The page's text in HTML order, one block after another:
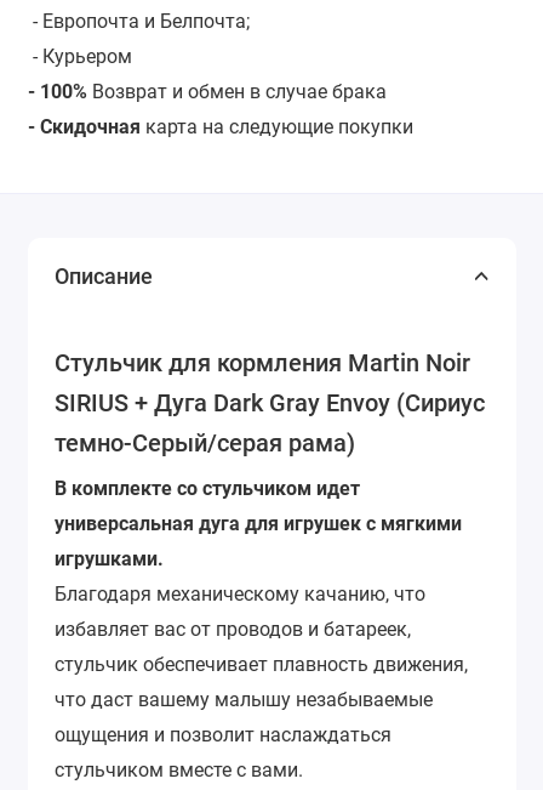
- Европочта и Белпочта;
- Курьером
- 100% Возврат и обмен в случае брака
- Скидочная карта на следующие покупки
Описание
Стульчик для кормления Martin Noir
SIRIUS + Дуга Dark Gray Envoy (Сириус
темно-Серый/серая рама)
В комплекте со стульчиком идет
универсальная дуга для игрушек с мягкими
игрушками.
Благодаря механическому качанию, что
избавляет вас от проводов и батареек,
стульчик обеспечивает плавность движения,
что даст вашему малышу незабываемые
ощущения и позволит наслаждаться
стульчиком вместе с вами.